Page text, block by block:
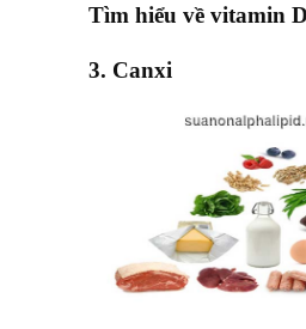
Tìm hiểu về vitamin D
3. Canxi